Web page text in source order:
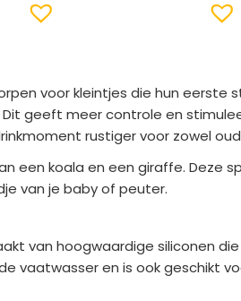
voor kleintjes die hun
geeft meer controle en
rustiger voor zowel
een koala en een giraffe. Deze
van je baby of peuter.
van hoogwaardige siliconen
vaatwasser en is ook geschikt